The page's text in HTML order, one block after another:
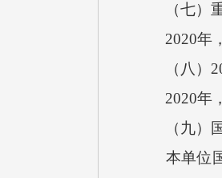
（七）重
2020年，
（八）
2020年，
（九）国
本单位国